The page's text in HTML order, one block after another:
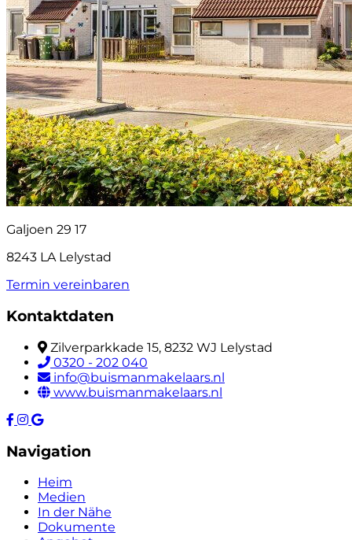
Galjoen 29 17
8243 LA Lelystad
Termin vereinbaren
Kontaktdaten
Zilverparkkade 15, 8232 WJ Lelystad
0320 - 202 040
info@buismanmakelaars.nl
www.buismanmakelaars.nl
Navigation
Heim
Medien
In der Nähe
Dokumente